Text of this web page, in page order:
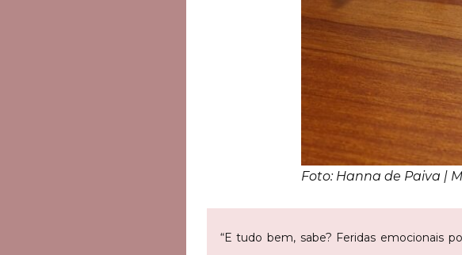
Foto: Hanna de Paiva |
“E tudo bem, sabe? Feridas emocionais